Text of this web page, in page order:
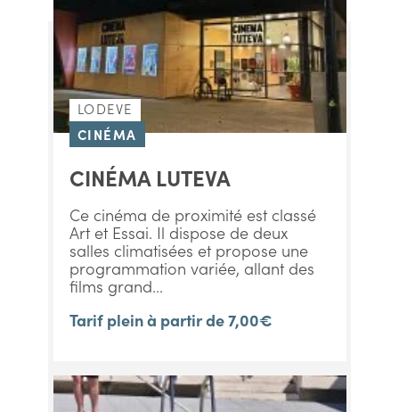
LODEVE
CINÉMA
CINÉMA LUTEVA
Ce cinéma de proximité est classé
Art et Essai. Il dispose de deux
salles climatisées et propose une
programmation variée, allant des
films grand...
Tarif plein à partir de 7,00€